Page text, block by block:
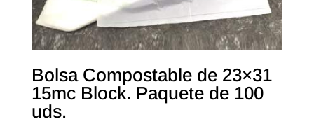
Bolsa Compostable de 23×31
15mc Block. Paquete de 100
uds.